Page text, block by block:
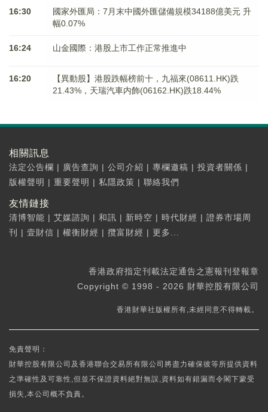
16:30
國家外匯局：7月末中國外匯儲備規模34188億美元 升
幅0.07%
16:24 山金國際：港股上市工作正常推進中
16:20
【異動股】港股跌幅榜前十，九福來(08611.HK)跌
21.43%，天瑞汽車内飾(06162.HK)跌18.44%
相關訊息
法定公告欄 | 廣告查詢 | 公司介紹 | 專欄邀稿 | 投資者關係 |
版權聲明 | 重要聲明 | 私隱政策 | 聯絡我們
友情鏈接
清博智能 | 艾媒諮詢 | 和訊 | 新時空 | 時代財經 | 證券市場周
刊
| 壹財信 | 權衡財經 | 攬富財經 | 更多...
香港政府指定刊載法定通告之憲報刊登報章
Copyright © 1998 - 2026 財華控股有限公司
香港財華社版權所有,未經同意不得轉載。
免責聲明：
財華控股有限公司及香港聯合交易所有限公司將盡力確保彼等所提供資料
之準確性及可靠性,但並不保證資料絕對無誤,資料如有錯漏而令閣下蒙受
損失,本公司概不負責。